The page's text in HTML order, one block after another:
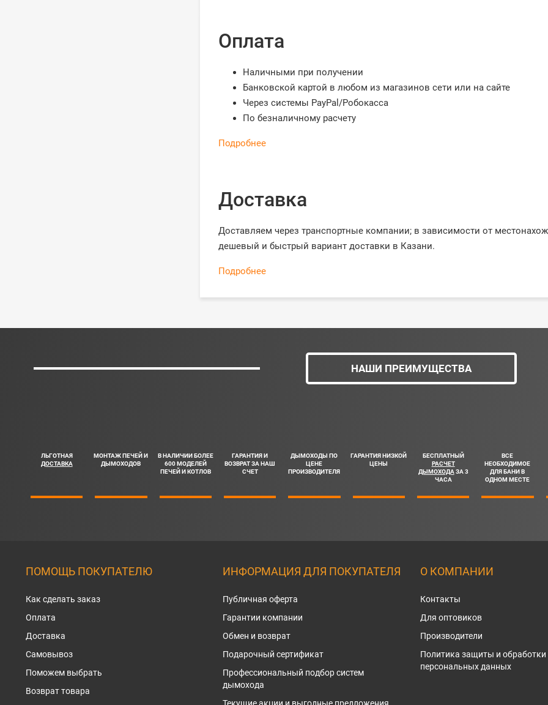
Оплата
Наличными при получении
Банковской картой в любом из магазинов сети или на сайте
Через системы PayPal/Робокасса
По безналичному расчету
Подробнее
Доставка
Доставляем через транспортные компании; в зависимости от
дешевый и быстрый вариант доставки в Казани.
Подробнее
НАШИ ПРЕИМУЩЕСТВА
ЛЬГОТНАЯ
ДОСТАВКА
МОНТАЖ ПЕЧЕЙ И
ДЫМОХОДОВ
В НАЛИЧИИ БОЛЕЕ
600 МОДЕЛЕЙ
ПЕЧЕЙ И КОТЛОВ
ГАРАНТИЯ И
ВОЗВРАТ ЗА НАШ
СЧЕТ
ДЫМОХОДЫ ПО
ЦЕНЕ
ПРОИЗВОДИТЕЛЯ
ГАРАНТИЯ НИЗКОЙ
ЦЕНЫ
БЕСПЛАТНЫЙ
РАСЧЕТ
ДЫМОХОДА ЗА 3
ЧАСА
ВСЕ
НЕОБХОДИМОЕ
ДЛЯ БАНИ В
ОДНОМ МЕСТЕ
ПОМОЩЬ ПОКУПАТЕЛЮ
Как сделать заказ
Оплата
Доставка
Самовывоз
Поможем выбрать
Возврат товара
ИНФОРМАЦИЯ ДЛЯ ПОКУПАТЕЛЯ
Публичная оферта
Гарантии компании
Обмен и возврат
Подарочный сертификат
Профессиональный подбор систем
дымохода
О КОМПАНИИ
Контакты
Для оптовиков
Производители
Политика защиты и обработки
персональных данных